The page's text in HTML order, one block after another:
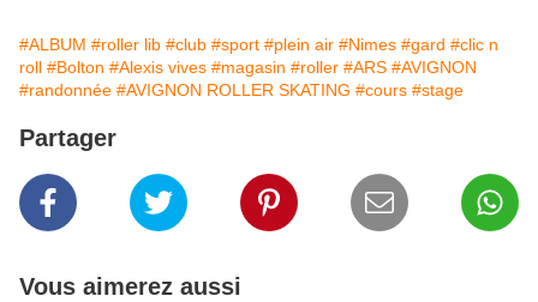
#ALBUM #roller lib #club #sport #plein air #Nimes #gard #clic n
roll #Bolton #Alexis vives #magasin #roller #ARS #AVIGNON
#randonnée #AVIGNON ROLLER SKATING #cours #stage
Partager
Vous aimerez aussi